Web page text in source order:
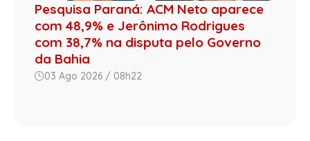
Pesquisa Paraná: ACM Neto aparece
com 48,9% e Jerônimo Rodrigues
com 38,7% na disputa pelo Governo
da Bahia
03 Ago 2026 / 08h22